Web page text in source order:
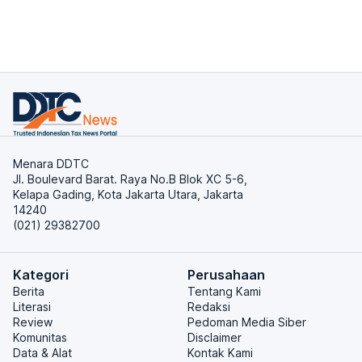
Menara DDTC
Jl. Boulevard Barat. Raya No.B Blok XC 5-6,
Kelapa Gading, Kota Jakarta Utara, Jakarta
14240
(021) 29382700
Kategori
Berita
Literasi
Review
Komunitas
Data & Alat
Perusahaan
Tentang Kami
Redaksi
Pedoman Media Siber
Disclaimer
Kontak Kami